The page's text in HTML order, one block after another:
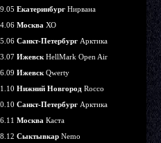
Екатеринбург Нирвана
Москва ХО
Санкт-Петербург Арктика
Ижевск HellMark Open Air
Ижевск Qwerty
Нижний Новгород Rocco
Санкт-Петербург Арктика
Москва Каста
Сыктывкар Nemo